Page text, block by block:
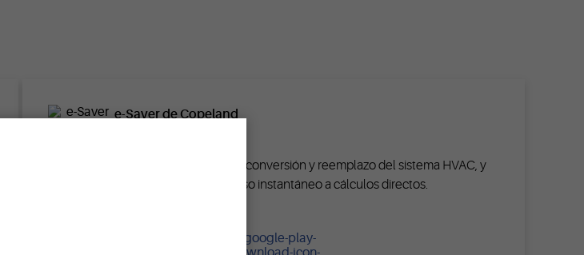
e-Saver de Copeland
Explore las opciones de conversión y reemplazo del sistema HVAC, y
ahorre dinero, con acceso instantáneo a cálculos directos.